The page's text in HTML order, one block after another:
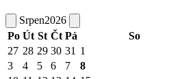
Srpen2026
Po Út St Čt Pá So
27 28 29 30 31 1
3
4 5 6 7 8